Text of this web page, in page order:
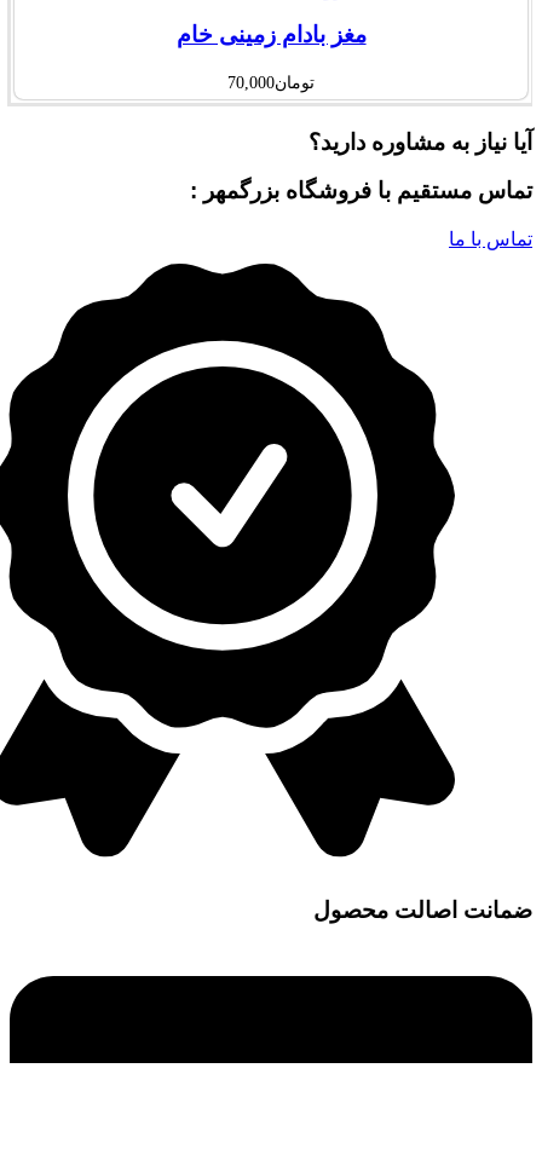
مغز بادام زمینی خام
تومان70,000
آیا نیاز به مشاوره دارید؟
تماس مستقیم با فروشگاه بزرگمهر :
تماس با ما
ضمانت اصالت محصول